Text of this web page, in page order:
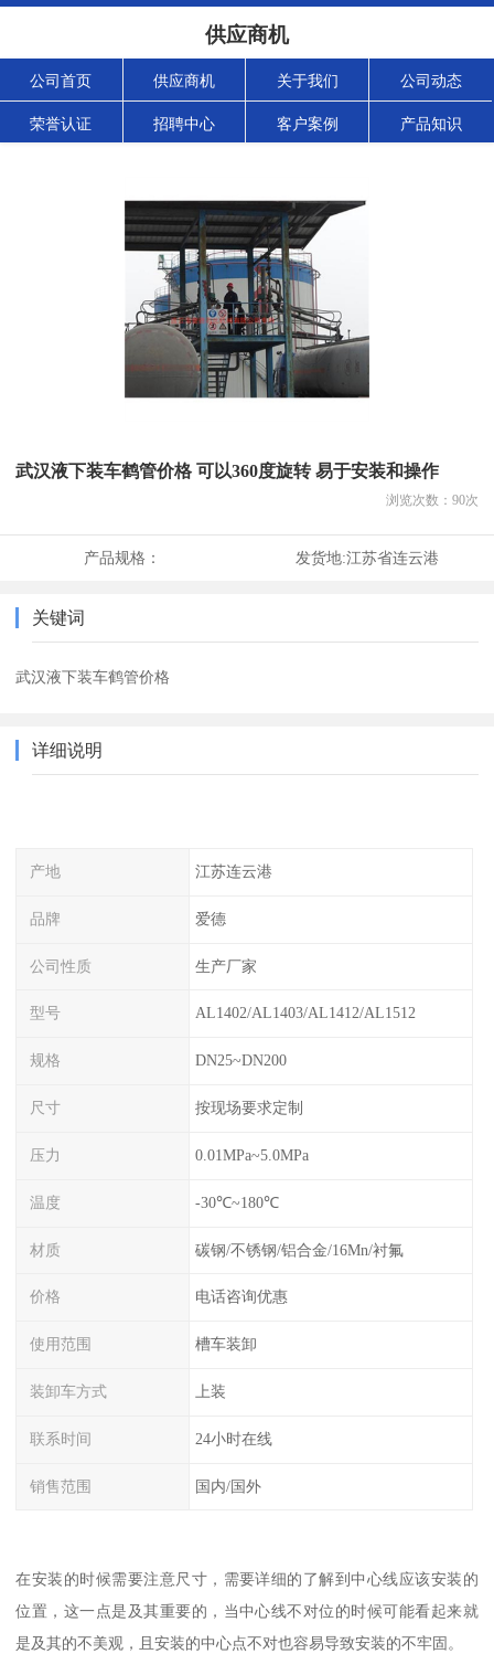
供应商机
公司首页 供应商机 关于我们 公司动态
荣誉认证 招聘中心 客户案例 产品知识
武汉液下装车鹤管价格 可以360度旋转 易于安装和操作
浏览次数： 90次
产品规格： 发货地:江苏省连云港
关键词
武汉液下装车鹤管价格
详细说明
产地 江苏连云港
品牌 爱德
公司性质 生产厂家
型号 AL1402/AL1403/AL1412/AL1512
规格 DN25~DN200
尺寸 按现场要求定制
压力 0.01MPa~5.0MPa
温度 -30℃~180℃
材质 碳钢/不锈钢/铝合金/16Mn/衬氟
价格 电话咨询优惠
使用范围 槽车装卸
装卸车方式 上装
联系时间 24小时在线
销售范围 国内/国外
在安装的时候需要注意尺寸，需要详细的了解到中心线应该安装的
位置，这一点是及其重要的，当中心线不对位的时候可能看起来就
是及其的不美观，且安装的中心点不对也容易导致安装的不牢固。